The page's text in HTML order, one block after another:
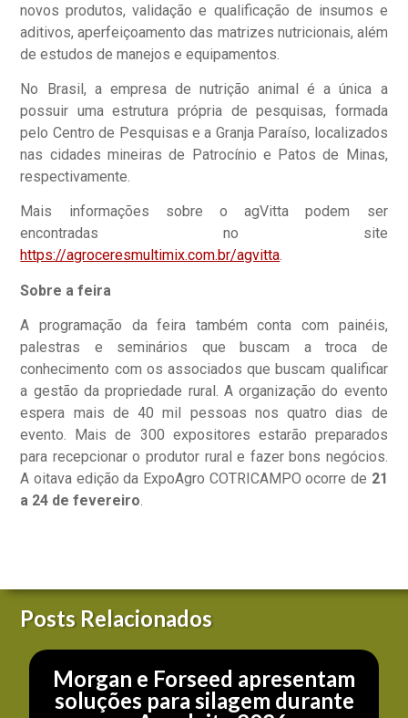
novos produtos, validação e qualificação de insumos e
aditivos, aperfeiçoamento das matrizes nutricionais, além
de estudos de manejos e equipamentos.
No Brasil, a empresa de nutrição animal é a única a
possuir uma estrutura própria de pesquisas, formada
pelo Centro de Pesquisas e a Granja Paraíso, localizados
nas cidades mineiras de Patrocínio e Patos de Minas,
respectivamente.
Mais informações sobre o agVitta podem ser
encontradas no site
https://agroceresmultimix.com.br/agvitta.
Sobre a feira
A programação da feira também conta com painéis,
palestras e seminários que buscam a troca de
conhecimento com os associados que buscam qualificar
a gestão da propriedade rural. A organização do evento
espera mais de 40 mil pessoas nos quatro dias de
evento. Mais de 300 expositores estarão preparados
para recepcionar o produtor rural e fazer bons negócios.
A oitava edição da ExpoAgro COTRICAMPO ocorre de 21
a 24 de fevereiro.
Posts Relacionados
Morgan e Forseed apresentam
soluções para silagem durante